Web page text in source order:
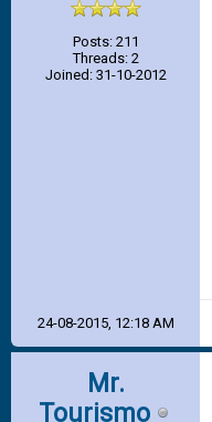
Posts: 211
Threads: 2
Joined: 31-10-2012
24-08-2015, 12:18 AM
Mr.
Tourismo